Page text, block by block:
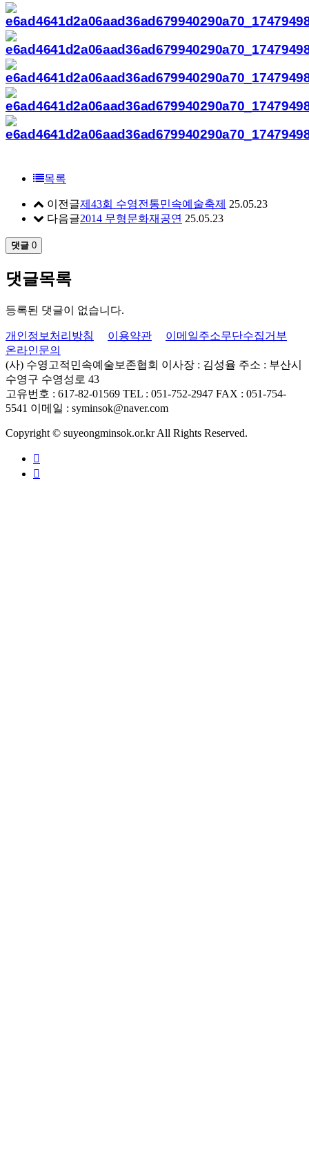
목록
이전글제43회 수영전통민속예술축제 25.05.23
다음글2014 무형문화재공연 25.05.23
댓글 0
댓글목록
등록된 댓글이 없습니다.
개인정보처리방침 이용약관
이메일주소무단수집거부
온라인문의
(사) 수영고적민속예술보존협회 이사장 : 김성율 주소 : 부산시
수영구 수영성로 43
고유번호 : 617-82-01569 TEL : 051-752-2947 FAX : 051-754-
5541 이메일 : syminsok@naver.com
Copyright © suyeongminsok.or.kr All Rights Reserved.